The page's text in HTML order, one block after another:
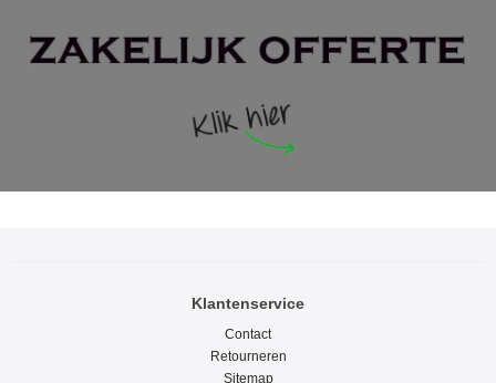
Klantenservice
Contact
Retourneren
Sitemap